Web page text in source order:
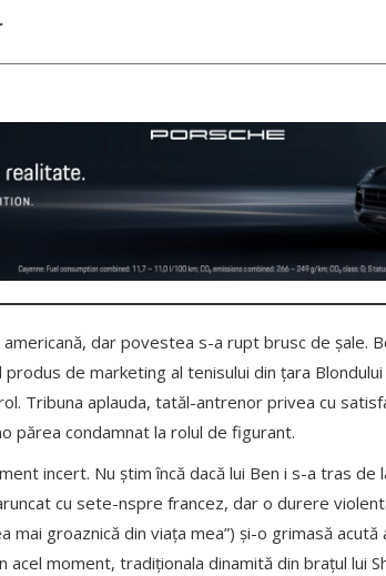
dar povestea s-a rupt brusc de șale.
produs de marketing al tenisului din țara
Tribuna aplauda, tatăl-antrenor privea cu
părea condamnat la rolul de figurant.
incert. Nu știm încă dacă lui Ben i s-a tras de
cu sete-nspre francez, dar o durere
mai groaznică din viața mea”) și-o grimasă
acel moment, tradiționala dinamită din brațul lui